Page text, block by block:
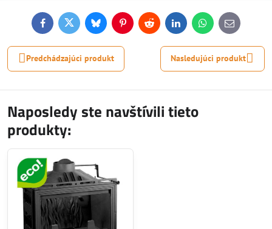
FacebookTwitterBlueskyPinterestReddit LinkedInWhatsApp
E-
mail
Predchádzajúci produkt Nasledujúci produkt
Naposledy ste navštívili tieto
produkty: